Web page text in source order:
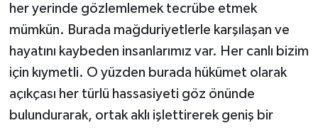
her yerinde gözlemlemek tecrübe etmek
mümkün. Burada mağduriyetlerle karşılaşan ve
hayatını kaybeden insanlarımız var. Her canlı bizim
için kıymetli. O yüzden burada hükümet olarak
açıkçası her türlü hassasiyeti göz önünde
bulundurarak, ortak aklı işlettirerek geniş bir